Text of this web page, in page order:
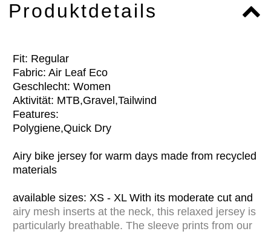
Produktdetails
Fit: Regular
Fabric: Air Leaf Eco
Geschlecht: Women
Aktivität: MTB,Gravel,Tailwind
Features:
Polygiene,Quick Dry
Airy bike jersey for warm days made from recycled
materials
available sizes: XS - XL With its moderate cut and
airy mesh inserts at the neck, this relaxed jersey is
particularly breathable. The sleeve prints from our